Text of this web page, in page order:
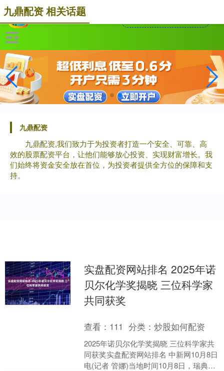
九鼎配资
九鼎配资,我们致力于为投资者打造一个安全、可靠、高
效的股票配资平台，让他们能够放心投资、实现财富增长。我
们始终将资金安全放在首位，为投资者提供全方位的保障和支
持。
九鼎配资 相关话题
实盘配资网站排名 2025年诺
贝尔化学奖揭晓 三位科学家
共同获奖
查看： 111 分类：炒股如何配资
2025年诺贝尔化学奖揭晓 三位科学家共
同获奖实盘配资网站排名 中新网10月8日
电(记者 管娜)当地时间10月8日，瑞典皇